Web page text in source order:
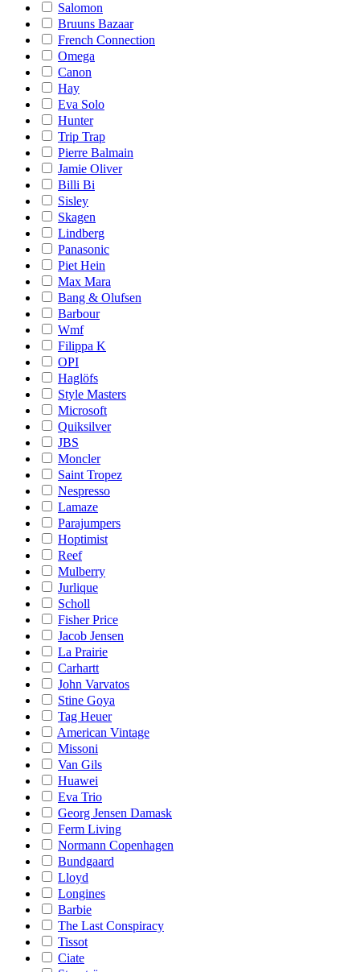
Salomon
Bruuns Bazaar
French Connection
Omega
Canon
Hay
Eva Solo
Hunter
Trip Trap
Pierre Balmain
Jamie Oliver
Billi Bi
Sisley
Skagen
Lindberg
Panasonic
Piet Hein
Max Mara
Bang & Olufsen
Barbour
Wmf
Filippa K
OPI
Haglöfs
Style Masters
Microsoft
Quiksilver
JBS
Moncler
Saint Tropez
Nespresso
Lamaze
Parajumpers
Hoptimist
Reef
Mulberry
Jurlique
Scholl
Fisher Price
Jacob Jensen
La Prairie
Carhartt
John Varvatos
Stine Goya
Tag Heuer
American Vintage
Missoni
Van Gils
Huawei
Eva Trio
Georg Jensen Damask
Ferm Living
Normann Copenhagen
Bundgaard
Lloyd
Longines
Barbie
The Last Conspiracy
Tissot
Ciate